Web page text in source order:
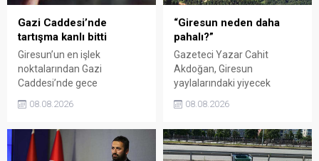
Gazi Caddesi’nde
tartışma kanlı bitti
Giresun’un en işlek
noktalarından Gazi
Caddesi’nde gece
saatlerinde çıkan silahlı
kavgada A.E. ayağından
bölgede kısa süreli panik
yaşanırken polis geniş çaplı
08.08.2026
“Giresun neden daha
pahalı?”
Gazeteci Yazar Cahit
Akdoğan, Giresun
yaylalarındaki yiyecek
fiyatlarının çevre illere göre
belirgin biçimde yüksek
Valiliği, Tarım ve Orman İl
Müdürlüğü ile ilgili kurumları
08.08.2026